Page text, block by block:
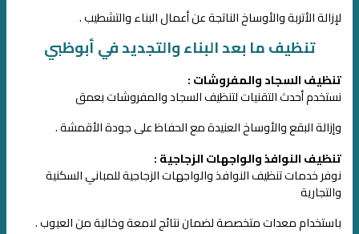
لإزالة الأتربة والأوساخ الناتجة عن أعمال البناء والتشطيب .
تنظيف ما بعد البناء والتجديد في أبوظبي
تنظيف السجاد والمفروشات :
نستخدم أحدث التقنيات لتنظيف السجاد والمفروشات بعمق
وإزالة البقع والأوساخ العنيدة مع الحفاظ على جودة الأقمشة .
تنظيف النوافذ والواجهات الزجاجية :
نوفر خدمات تنظيف النوافذ والواجهات الزجاجية للمباني السكنية
والتجارية
باستخدام معدات متخصصة لضمان نتائج لامعة وخالية من العيوب .